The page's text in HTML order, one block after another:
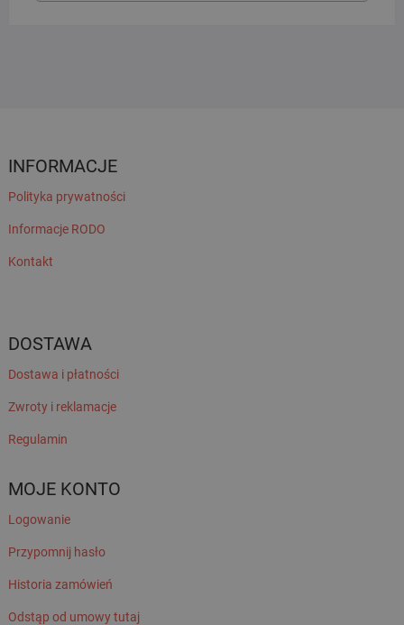
INFORMACJE
Polityka prywatności
Informacje RODO
Kontakt
DOSTAWA
Dostawa i płatności
Zwroty i reklamacje
Regulamin
MOJE KONTO
Logowanie
Przypomnij hasło
Historia zamówień
Odstąp od umowy tutaj